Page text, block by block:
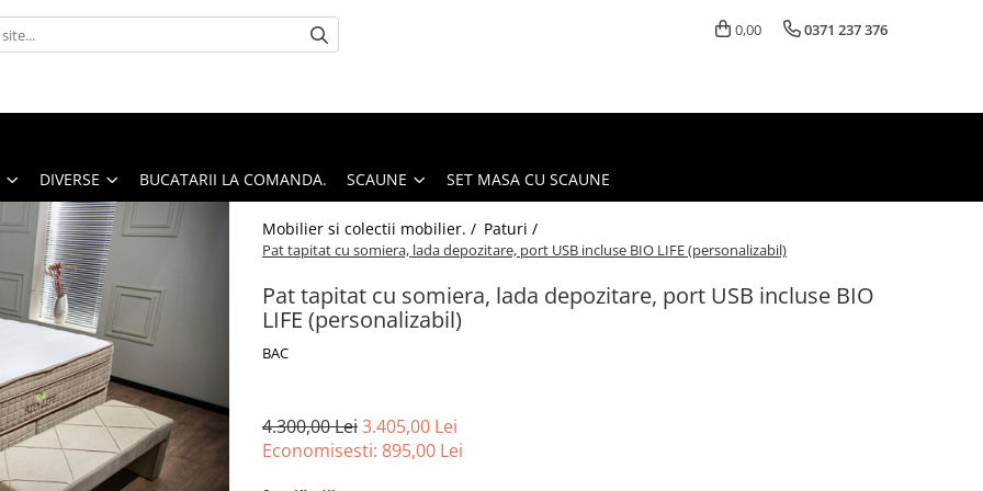
0,00 0371 237 376
DIVERSE BUCATARII LA COMANDA. SCAUNE SET MASA CU SCAUNE
Mobilier si colectii mobilier. / Paturi /
Pat tapitat cu somiera, lada depozitare, port USB incluse BIO LIFE (personalizabil)
Pat tapitat cu somiera, lada depozitare, port USB incluse BIO
LIFE (personalizabil)
BAC
4.300,00 Lei3.405,00 Lei
Economisesti: 895,00 Lei